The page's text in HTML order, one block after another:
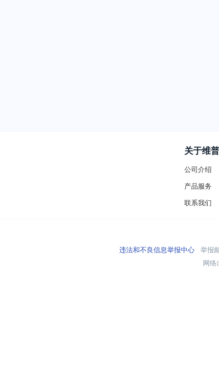
关于维普
公司介绍
产品服务
联系我们
违法和不良信息举报中心举报
网